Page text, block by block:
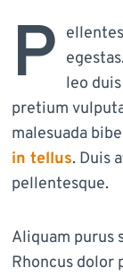
P leo
pretium
malesuada
in tellus. Duis
pellentesque.
Aliquam purus
Rhoncus dolor